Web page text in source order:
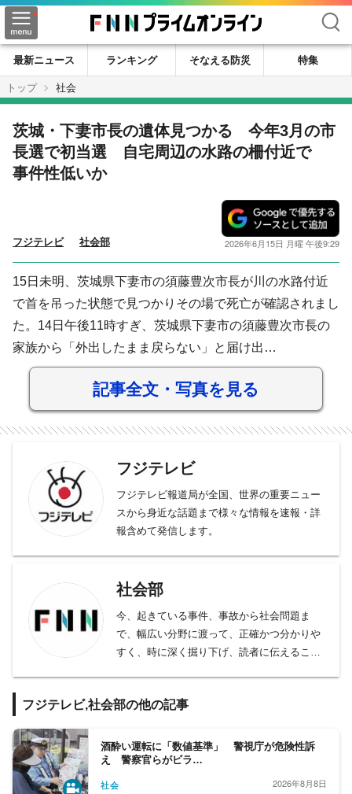
検索
最新ニュース ランキング そなえる防災
特集
トップ
社会
茨城・下妻市長の遺体見つかる 今年3月の市
長選で初当選 自宅周辺の水路の柵付近で
事件性低いか
フジテレビ 社会部 2026年6月15日 月曜 午後9:29
15日未明、茨城県下妻市の須藤豊次市長が川の水路付近
で首を吊った状態で見つかりその場で死亡が確認されまし
た。14日午後11時すぎ、茨城県下妻市の須藤豊次市長の
家族から「外出したまま戻らない」と届け出…
記事全文・写真を見る
フジテレビ
フジテレビ報道局が全国、世界の重要ニュー
スから身近な話題まで様々な情報を速報・詳
報含めて発信します。
社会部
今、起きている事件、事故から社会問題ま
で、幅広い分野に渡って、正確かつ分かりや
すく、時に深く掘り下げ、読者に伝えること
交通･国土、教育、科学、宇宙、災害・防災
皇室の動向、都政から首都圏自治体の行政も
担当。社会問題、調査報道については、分野
の垣根を越えて取材に取り組んでいます。
フジテレビ,社会部の他の記事
酒酔い運転に「数値基準」 警視庁が危険性訴
え 警察官らがビラ…
社会 2026年8月8日